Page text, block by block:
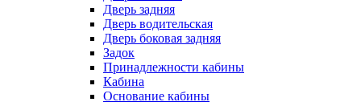
Дверь задняя
Дверь водительская
Дверь боковая задняя
Задок
Принадлежности кабины
Кабина
Основание кабины